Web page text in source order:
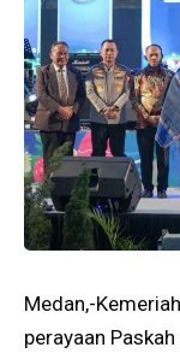
Medan,-
perayaan